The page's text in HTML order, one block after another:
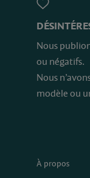
Nous
ou négatifs.
Nous
modèle ou
À propos